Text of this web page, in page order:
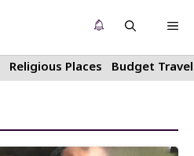
Religious Places Budget Travel